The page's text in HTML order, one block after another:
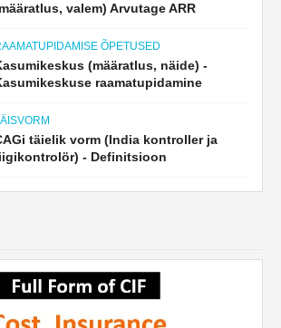
valem) Arvutage ARR
ÕPETUSED
(määratlus, näide) -
raamatupidamine
täielik vorm (India kontroller ja
- Definitsioon